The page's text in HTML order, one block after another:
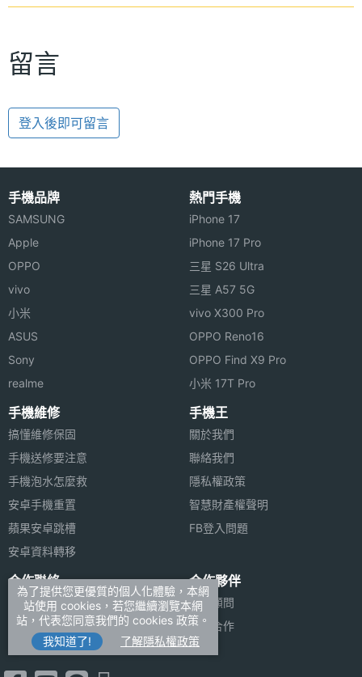
留言
登入後即可留言
手機品牌
SAMSUNG
Apple
OPPO
vivo
小米
ASUS
Sony
realme
熱門手機
iPhone 17
iPhone 17 Pro
三星 S26 Ultra
三星 A57 5G
vivo X300 Pro
OPPO Reno16
OPPO Find X9 Pro
小米 17T Pro
手機維修
搞懂維修保固
手機送修要注意
手機泡水怎麼救
安卓手機重置
蘋果安卓跳槽
安卓資料轉移
手機王
關於我們
聯絡我們
隱私權政策
智慧財產權聲明
FB登入問題
合作聯絡
廣告刊登
加入商店報價
新聞聯絡
合作夥伴
法律顧問
媒體合作
為了提供您更優質的個人化體驗，本網
站使用 cookies，若您繼續瀏覽本網
站，代表您同意我們的 cookies 政策。
我知道了!
了解隱私權政策